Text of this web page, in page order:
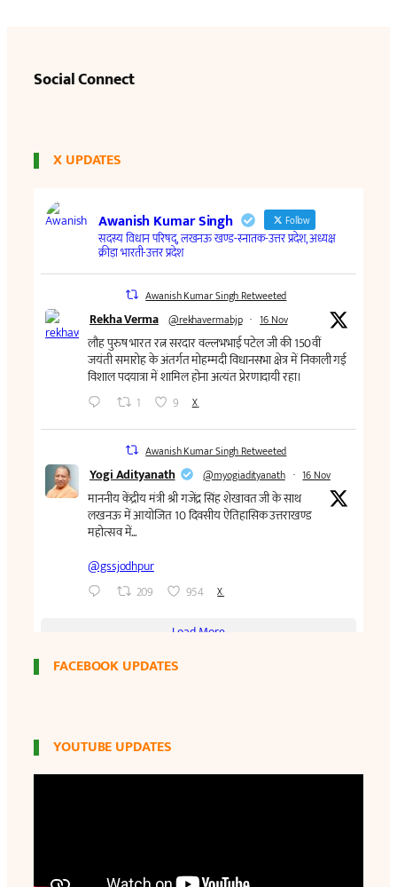
Social Connect
X UPDATES
FACEBOOK UPDATES
YOUTUBE UPDATES